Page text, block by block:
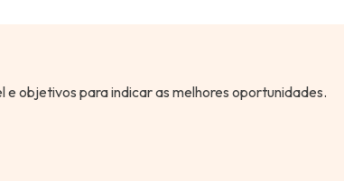
e objetivos para indicar as melhores oportunidades.